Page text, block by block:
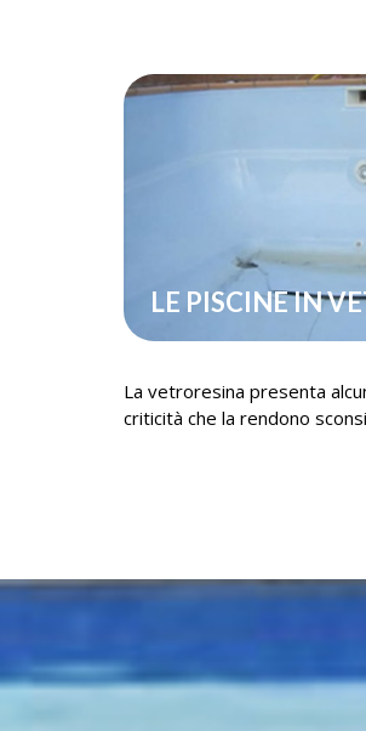
LE PISCINE IN
La vetroresina presenta
criticità che la rendono